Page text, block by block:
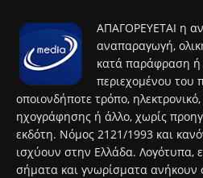
ΑΠΑΓΟΡΕΥΕΤΑΙ η
αναπαραγωγή,
κατά παράφραση ή
περιεχομένου του
οποιονδήποτε τρόπο,
ηχογράφησης ή άλλο, χωρίς
εκδότη. Νόμος 2121/1993 και
ισχύουν στην Ελλάδα. Λογότυπα,
σήματα και γνωρίσματα ανήκουν